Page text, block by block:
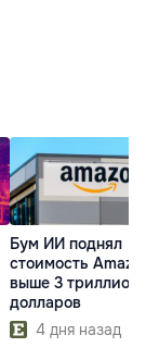
Бум ИИ поднял
стоимость
выше 3
долларов
4 дня назад